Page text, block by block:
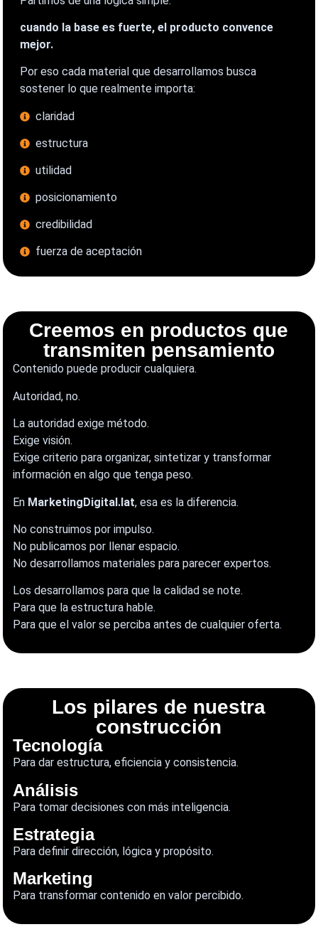
cuando la base es fuerte, el producto convence
mejor.
Por eso cada material que desarrollamos busca
sostener lo que realmente importa:
claridad
estructura
utilidad
posicionamiento
credibilidad
fuerza de aceptación
Creemos en productos que
transmiten pensamiento
Contenido puede producir cualquiera.
Autoridad, no.
La autoridad exige método.
Exige visión.
Exige criterio para organizar, sintetizar y transformar
información en algo que tenga peso.
En MarketingDigital.lat, esa es la diferencia.
No construimos por impulso.
No publicamos por llenar espacio.
No desarrollamos materiales para parecer expertos.
Los desarrollamos para que la calidad se note.
Para que la estructura hable.
Para que el valor se perciba antes de cualquier oferta.
Los pilares de nuestra
construcción
Tecnología
Para dar estructura, eficiencia y consistencia.
Análisis
Para tomar decisiones con más inteligencia.
Estrategia
Para definir dirección, lógica y propósito.
Marketing
Para transformar contenido en valor percibido.